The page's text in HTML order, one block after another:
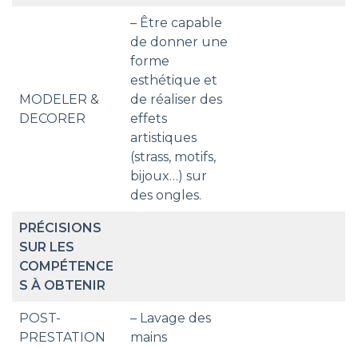
MODELER &
DECORER
– Être capable
de donner une
forme
esthétique et
de réaliser des
effets
artistiques
(strass, motifs,
bijoux…) sur
des ongles.
PRÉCISIONS
SUR LES
COMPÉTENCE
S À OBTENIR
POST-
PRESTATION
– Lavage des
mains